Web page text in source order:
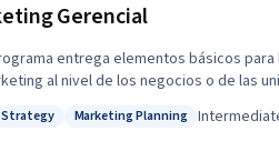
Gerencial
entrega elementos básicos
al nivel de los negocios o de las
los problemas de marketing y
Brand Strategy
Strategy
Status: Marketing Planning
Marketing Planning